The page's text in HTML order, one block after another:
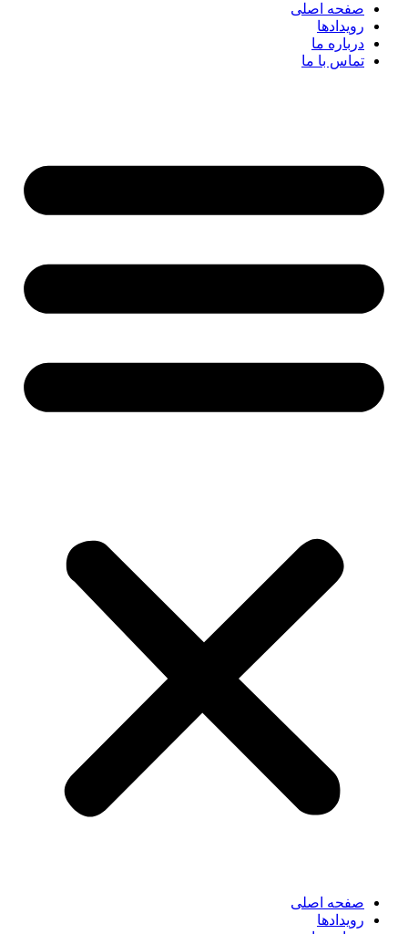
صفحه اصلی
رویدادها
درباره ما
تماس با ما
صفحه اصلی
رویدادها